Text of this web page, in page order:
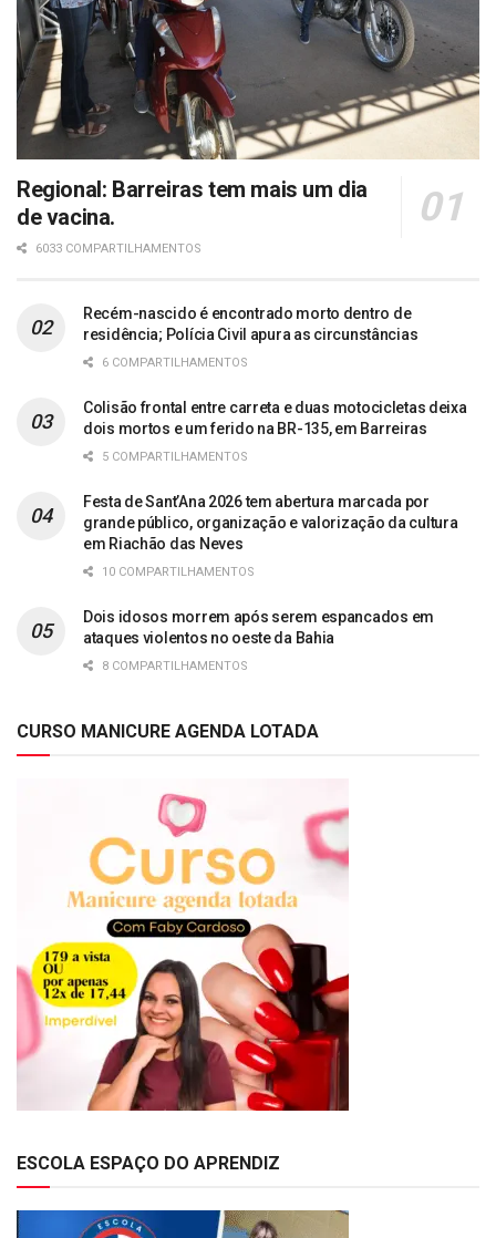
Regional: Barreiras tem mais um dia
de vacina.
6033 COMPARTILHAMENTOS
Recém-nascido é encontrado morto dentro de
residência; Polícia Civil apura as circunstâncias
6 COMPARTILHAMENTOS
Colisão frontal entre carreta e duas motocicletas deixa
dois mortos e um ferido na BR-135, em Barreiras
5 COMPARTILHAMENTOS
Festa de Sant’Ana 2026 tem abertura marcada por
grande público, organização e valorização da cultura
em Riachão das Neves
10 COMPARTILHAMENTOS
Dois idosos morrem após serem espancados em
ataques violentos no oeste da Bahia
8 COMPARTILHAMENTOS
CURSO MANICURE AGENDA LOTADA
ESCOLA ESPAÇO DO APRENDIZ